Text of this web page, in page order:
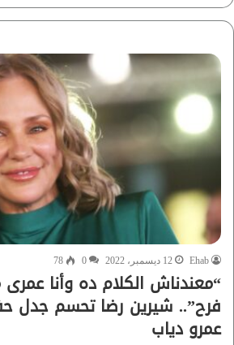
Ehab 12 ديسمبر، 2022 0
78
“معندناش الكلام ده وأنا
فرح”.. شيرين رضا تحسم جدل
عمرو دياب